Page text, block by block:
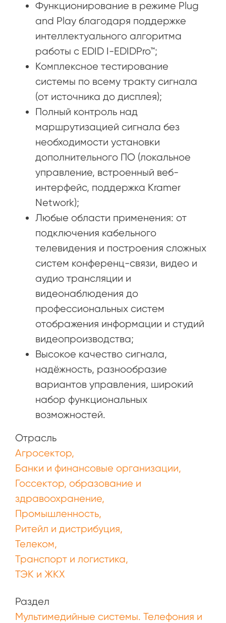
Функционирование в режиме Plug
and Play благодаря поддержке
интеллектуального алгоритма
работы с EDID I-EDIDPro™;
Комплексное тестирование
системы по всему тракту сигнала
(от источника до дисплея);
Полный контроль над
маршрутизацией сигнала без
необходимости установки
дополнительного ПО (локальное
управление, встроенный веб-
интерфейс, поддержка Kramer
Network);
Любые области применения: от
подключения кабельного
телевидения и построения сложных
систем конференц-связи, видео и
аудио трансляции и
видеонаблюдения до
профессиональных систем
отображения информации и студий
видеопроизводства;
Высокое качество сигнала,
надёжность, разнообразие
вариантов управления, широкий
набор функциональных
возможностей.
Отрасль
Агросектор
Банки и финансовые организации
Госсектор, образование и
здравоохранение
Промышленность
Ритейл и дистрибуция
Телеком
Транспорт и логистика
ТЭК и ЖКХ
Раздел
Мультимедийные системы. Телефония и